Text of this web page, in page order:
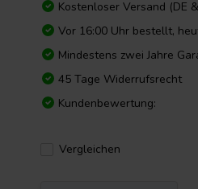
Kostenloser Versand (DE
Vor 16:00 Uhr bestellt,
Mindestens zwei Jahre
45 Tage Widerrufsrecht
Kundenbewertung:
Vergleichen